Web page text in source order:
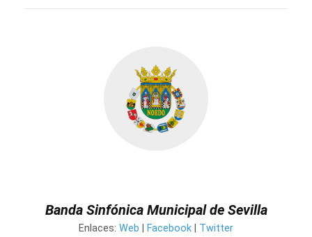
Banda Sinfónica Municipal de Sevilla
Enlaces: Web Facebook Twitter